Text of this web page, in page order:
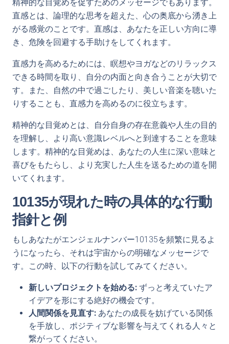
精神的な目覚めを促すためのメッセージでもあります。
直感とは、論理的な思考を超えた、心の奥底から湧き上
がる感覚のことです。直感は、あなたを正しい方向に導
き、危険を回避する手助けをしてくれます。
直感力を高めるためには、瞑想やヨガなどのリラックス
できる時間を取り、自分の内面と向き合うことが大切で
す。また、自然の中で過ごしたり、美しい音楽を聴いた
りすることも、直感力を高めるのに役立ちます。
精神的な目覚めとは、自分自身の存在意義や人生の目的
を理解し、より高い意識レベルへと到達することを意味
します。精神的な目覚めは、あなたの人生に深い意味と
喜びをもたらし、より充実した人生を送るための道を開
いてくれます。
10135が現れた時の具体的な行動
指針と例
もしあなたがエンジェルナンバー10135を頻繁に見るよ
うになったら、それは宇宙からの明確なメッセージで
す。この時、以下の行動を試してみてください。
新しいプロジェクトを始める: ずっと考えていたア
イデアを形にする絶好の機会です。
人間関係を見直す: あなたの成長を妨げている関係
を手放し、ポジティブな影響を与えてくれる人々と
繋がってください。